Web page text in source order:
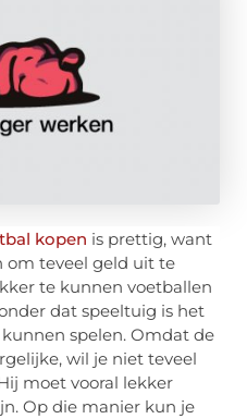
kopen is prettig, want
om teveel geld uit te
te kunnen voetballen
dat speeltuig is het
spelen. Omdat de
wil je niet teveel
moet vooral lekker
Op die manier kun je